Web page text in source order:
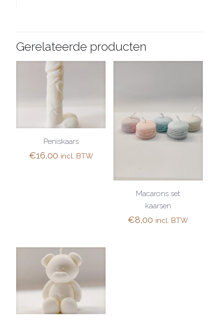
Gerelateerde producten
Peniskaars
€16,00 incl. BTW
Macarons set
kaarsen
€8,00 incl. BTW